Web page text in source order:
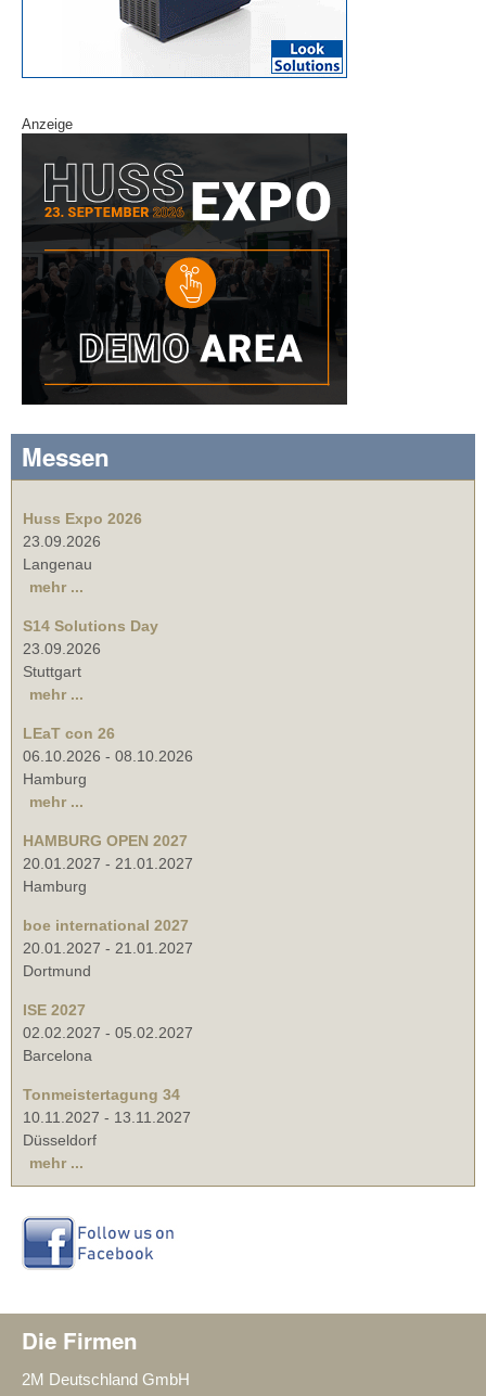
Anzeige
Messen
Huss Expo 2026
23.09.2026
Langenau
mehr ...
S14 Solutions Day
23.09.2026
Stuttgart
mehr ...
LEaT con 26
06.10.2026 - 08.10.2026
Hamburg
mehr ...
HAMBURG OPEN 2027
20.01.2027 - 21.01.2027
Hamburg
boe international 2027
20.01.2027 - 21.01.2027
Dortmund
ISE 2027
02.02.2027 - 05.02.2027
Barcelona
Tonmeistertagung 34
10.11.2027 - 13.11.2027
Düsseldorf
mehr ...
Die Firmen
2M Deutschland GmbH